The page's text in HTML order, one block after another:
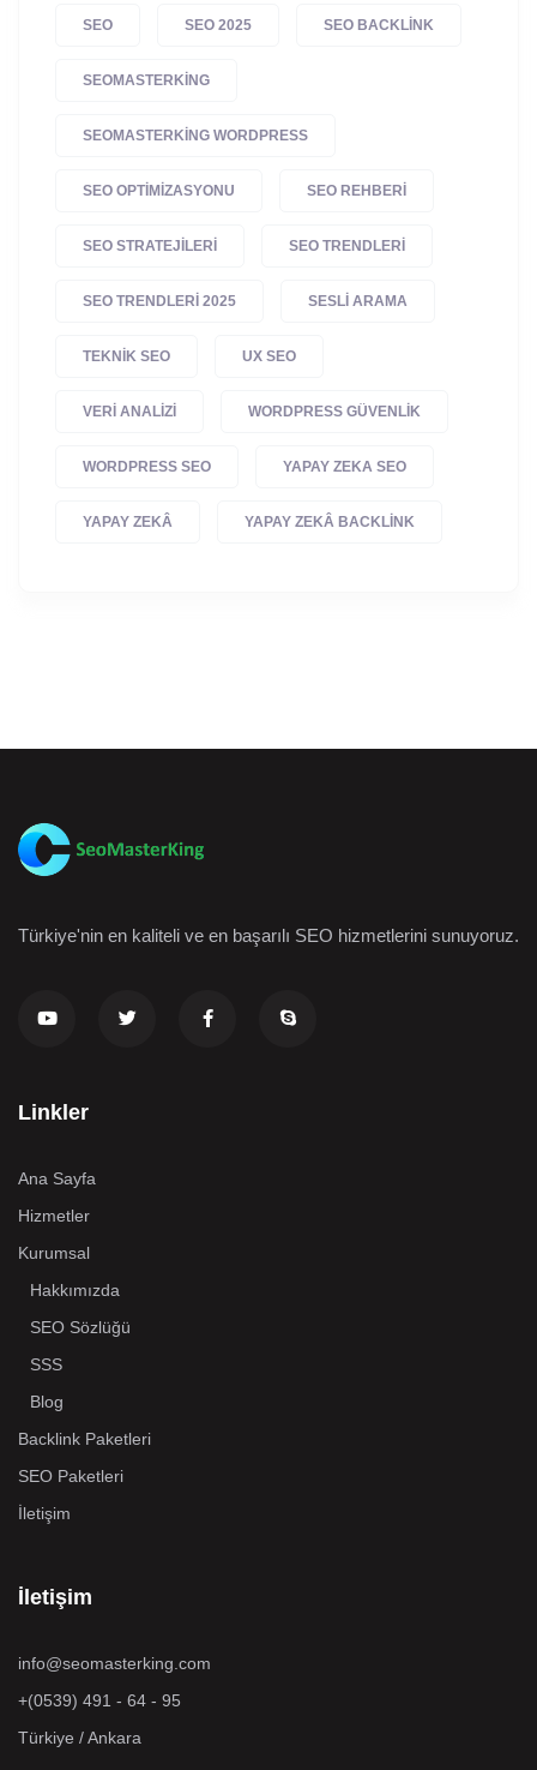
SEO SEO 2025 SEO BACKLINK
SEOMASTERKING
SEOMASTERKING WORDPRESS
SEO OPTIMIZASYONU SEO REHBERI
SEO STRATEJILERI SEO TRENDLERI
SEO TRENDLERI 2025 SESLI ARAMA
TEKNIK SEO UX SEO
VERI ANALIZI WORDPRESS GÜVENLIK
WORDPRESS SEO YAPAY ZEKA SEO
YAPAY ZEKÂ YAPAY ZEKÂ BACKLINK
Türkiye'nin en kaliteli ve en başarılı SEO hizmetlerini sunuyoruz.
Linkler
Ana Sayfa
Hizmetler
Kurumsal
Hakkımızda
SEO Sözlüğü
SSS
Blog
Backlink Paketleri
SEO Paketleri
İletişim
İletişim
info@seomasterking.com
+(0539) 491 - 64 - 95
Türkiye / Ankara